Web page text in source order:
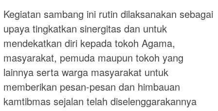
Kegiatan sambang ini rutin dilaksanakan sebagai
upaya tingkatkan sinergitas dan untuk
mendekatkan diri kepada tokoh Agama,
masyarakat, pemuda maupun tokoh yang
lainnya serta warga masyarakat untuk
memberikan pesan-pesan dan himbauan
kamtibmas sejalan telah diselenggarakannya